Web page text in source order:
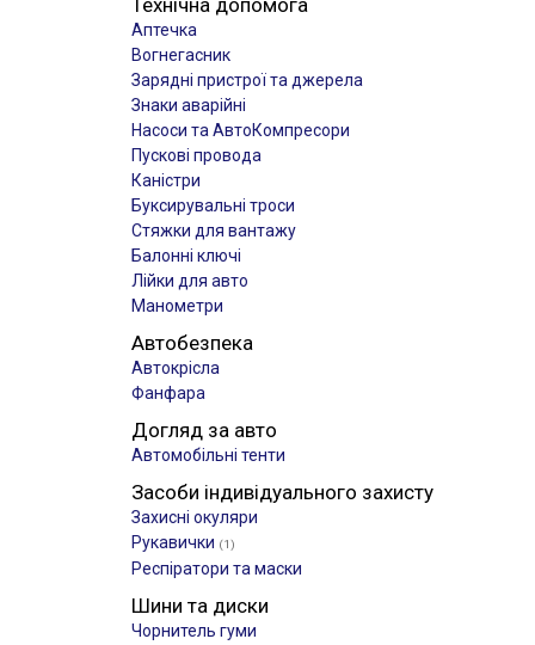
Технічна допомога
Аптечка
Вогнегасник
Зарядні пристрої та джерела
Знаки аварійні
Насоси та АвтоКомпресори
Пускові провода
Каністри
Буксирувальні троси
Стяжки для вантажу
Балонні ключі
Лійки для авто
Манометри
Автобезпека
Автокрісла
Фанфара
Догляд за авто
Автомобільні тенти
Засоби індивідуального захисту
Захисні окуляри
Рукавички (1)
Респіратори та маски
Шини та диски
Чорнитель гуми